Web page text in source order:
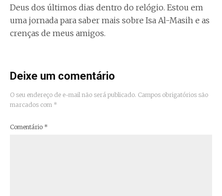
Deus dos últimos dias dentro do relógio. Estou em
uma jornada para saber mais sobre Isa Al-Masih e as
crenças de meus amigos.
Deixe um comentário
O seu endereço de e-mail não será publicado. Campos obrigatórios são
marcados com *
Comentário *